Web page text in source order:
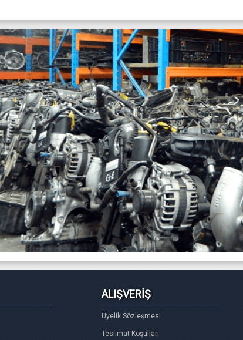
ALIŞVERİŞ
Üyelik Sözleşmesi
Teslimat Koşulları